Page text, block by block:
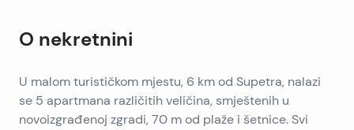
O nekretnini
U malom turističkom mjestu, 6 km od Supetra, nalazi
se 5 apartmana različitih veličina, smještenih u
novoizgrađenoj zgradi, 70 m od plaže i šetnice. Svi